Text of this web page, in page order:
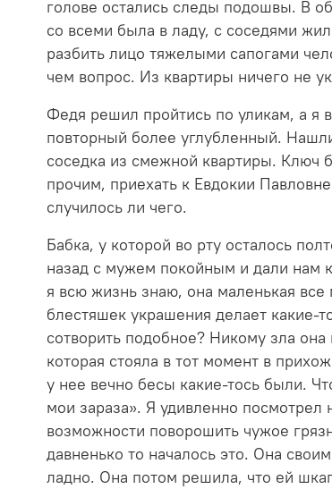
голове остались следы подошвы. В
со всеми была в ладу, с соседями
разбить лицо тяжелыми сапогами
чем вопрос. Из квартиры ничего не
Федя решил пройтись по уликам, а я
повторный более углубленный.
соседка из смежной квартиры. Ключ
прочим, приехать к Евдокии
случилось ли чего.
Бабка, у которой во рту осталось
назад с мужем покойным и дали нам
я всю жизнь знаю, она маленькая
блестяшек украшения делает какие-
сотворить подобное? Никому зла
которая стояла в тот момент в
у нее вечно бесы какие-тось были.
мои зараза». Я удивленно
возможности поворошить чужое
давненько то началось это. Она
ладно. Она потом решила, что ей